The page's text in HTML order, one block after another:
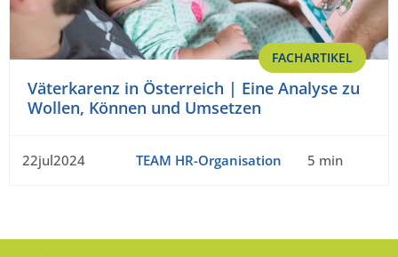
FACHARTIKEL
Väterkarenz in Österreich | Eine Analyse zu
Wollen, Können und Umsetzen
22jul2024 TEAM HR-Organisation 5 min